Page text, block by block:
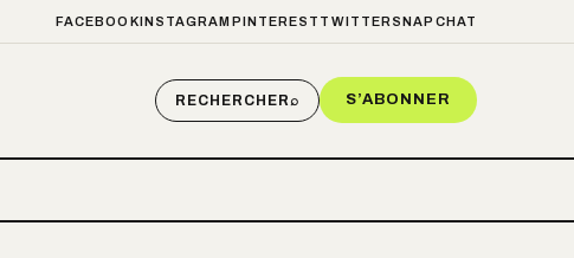
FACEBOOKINSTAGRAM PINTEREST TWITTER SNAPCHAT
RECHERCHER⌕ S’ABONNER